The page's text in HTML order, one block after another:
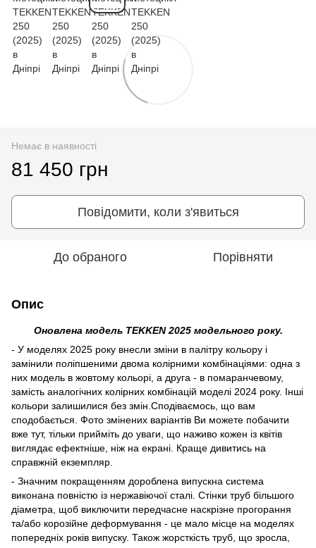
Немає в наявності
81 450 грн
Повідомити, коли з'явиться
До обраного Порівняти
Опис
Оновлена модель TEKKEN 2025 модельного року.
- У моделях 2025 року внесли зміни в палітру кольору і
замінили поліпшеними двома колірними комбінаціями: одна з
них модель в жовтому кольорі, а друга - в помаранчевому,
замість аналогічних колірних комбінацій моделі 2024 року. Інші
кольори залишилися без змін.Сподіваємось, що вам
сподобається. Фото змінених варіантів Ви можете побачити
вже тут, тільки прийміть до уваги, що наживо кожен із квітів
виглядає ефектніше, ніж на екрані. Краще дивитись на
справжній екземпляр.
- Значним покращенням дороблена випускна система
виконана повністю із нержавіючої сталі. Стінки труб більшого
діаметра, щоб виключити передчасне наскрізне прогорання
та/або корозійне деформування - це мало місце на моделях
попередніх років випуску. Також жорсткість труб, що зросла,